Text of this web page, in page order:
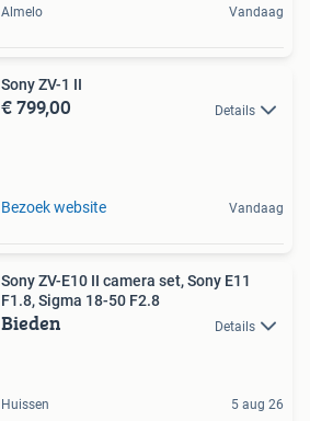
Almelo Vandaag
Sony ZV-1 II
€ 799,00 Details
Bezoek website Vandaag
Sony ZV-E10 II camera set, Sony E11
F1.8, Sigma 18-50 F2.8
Bieden Details
Huissen 5 aug 26